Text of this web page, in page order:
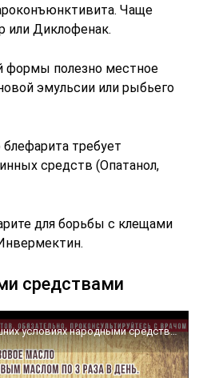
Чаще
или Диклофенак.
формы полезно местное
эмульсии или рыбьего
блефарита требует
средств (Опатанол,
для борьбы с клещами
средствами
Лечение блефарита в домашних условиях народными средствами